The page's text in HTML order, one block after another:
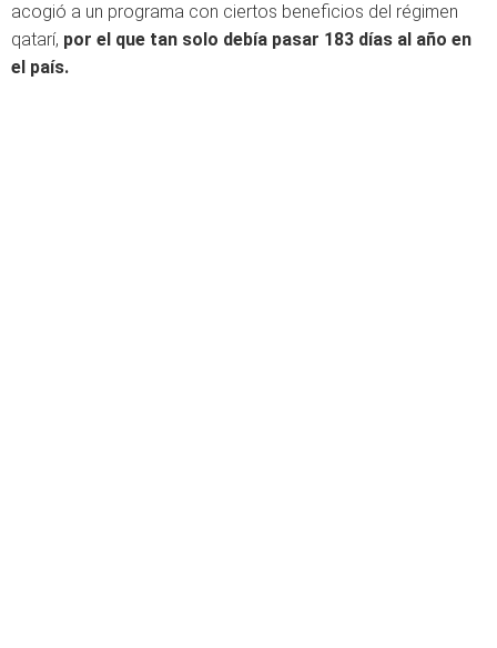
acogió a un programa con ciertos beneficios del régimen
qatarí, por el que tan solo debía pasar 183 días al año en
el país.